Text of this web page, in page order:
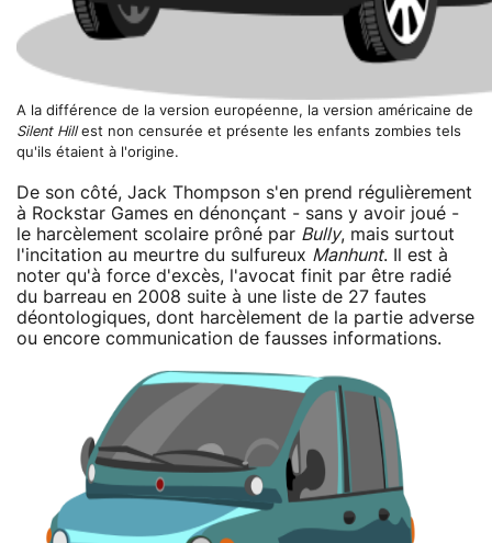
A la différence de la version européenne, la version américaine de
Silent Hillest non censurée et présente les enfants zombies tels
qu'ils étaient à l'origine.
De son côté, Jack Thompson s'en prend régulièrement
à Rockstar Games en dénonçant - sans y avoir joué -
le harcèlement scolaire prôné par Bully, mais surtout
l'incitation au meurtre du sulfureux Manhunt. Il est à
noter qu'à force d'excès, l'avocat finit par être radié
du barreau en 2008 suite à une liste de 27 fautes
déontologiques, dont harcèlement de la partie adverse
ou encore communication de fausses informations.